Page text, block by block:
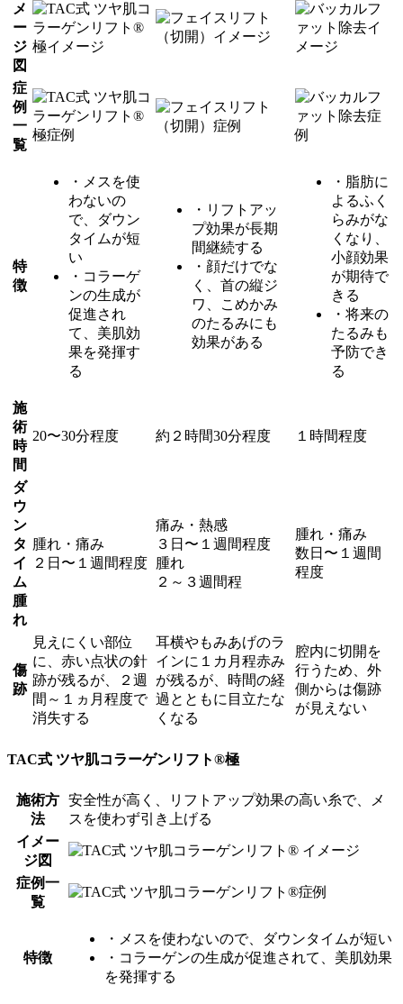
メ
ー
ジ
図
症
例
一
覧
特
徴
・メスを使
わないの
で、ダウン
タイムが短
い
・コラーゲ
ンの生成が
促進され
て、美肌効
果を発揮す
る
・リフトアッ
プ効果が長期
間継続する
・顔だけでな
く、首の縦ジ
ワ、こめかみ
のたるみにも
効果がある
・脂肪に
よるふく
らみがな
くなり、
小顔効果
が期待で
きる
・将来の
たるみも
予防でき
る
施
術
時
間
20〜30分程度 約２時間30分程度 １時間程度
ダ
ウ
ン
タ
イ
ム
腫
れ
腫れ・痛み
２日〜１週間程度
痛み・熱感
３日〜１週間程度
腫れ
２～３週間程
腫れ・痛み
数日〜１週間
程度
傷
跡
見えにくい部位
に、赤い点状の針
跡が残るが、２週
間～１ヵ月程度で
消失する
耳横やもみあげのラ
インに１カ月程赤み
が残るが、時間の経
過とともに目立たな
くなる
腔内に切開を
行うため、外
側からは傷跡
が見えない
TAC式 ツヤ肌コラーゲンリフト®極
施術方
法
安全性が高く、リフトアップ効果の高い糸で、メ
スを使わず引き上げる
イメー
ジ図
症例一
覧
特徴
・メスを使わないので、ダウンタイムが短い
・コラーゲンの生成が促進されて、美肌効果
を発揮する